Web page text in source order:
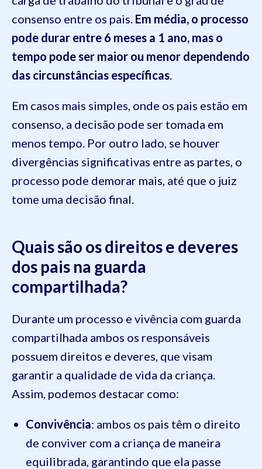
consenso entre os pais. Em média, o processo
pode durar entre 6 meses a 1 ano, mas o
tempo pode ser maior ou menor dependendo
das circunstâncias específicas
Em casos mais simples, onde os pais estão em
consenso, a decisão pode ser tomada em
menos tempo. Por outro lado, se houver
divergências significativas entre as partes, o
processo pode demorar mais, até que o juiz
tome uma decisão final.
Quais são os direitos e deveres
dos pais na guarda
compartilhada?
Durante um processo e vivência com guarda
compartilhada ambos os responsáveis
possuem direitos e deveres, que visam
garantir a qualidade de vida da criança.
Assim, podemos destacar como:
Convivência: ambos os pais têm o direito
de conviver com a criança de maneira
equilibrada, garantindo que ela passe